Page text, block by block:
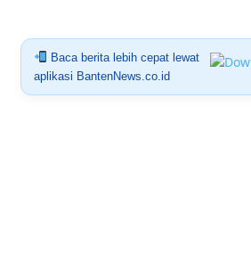
Baca berita lebih cepat lewat
aplikasi BantenNews.co.id